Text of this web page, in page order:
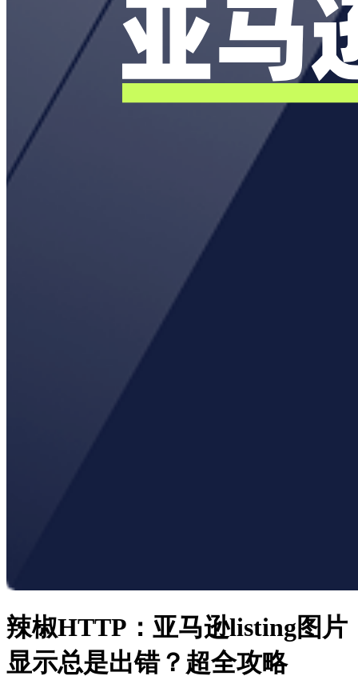
辣椒HTTP：亚马逊listing图片
显示总是出错？超全攻略